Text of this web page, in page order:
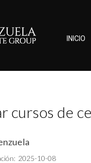
INICIO
cursos de
2025-10-08